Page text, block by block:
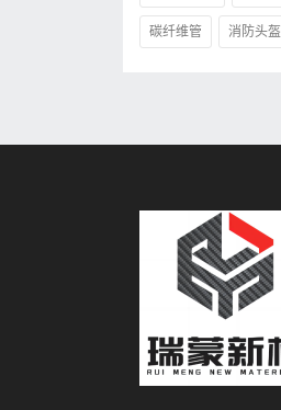
碳纤维管 消防头盔